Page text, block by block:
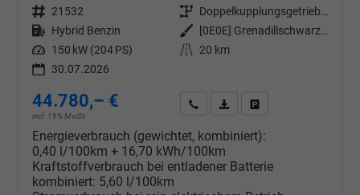
Fahrzeugnr. 21532 Getriebe
Doppelkupplungsgetriebe (DSG)
Kraftstoff Hybrid Benzin Außenfarbe
[0E0E] Grenadillschwarz Metallic
Leistung 150 kW (204 PS) Kilometerstand
20 km
30.07.2026
44.780,– €
incl. 19% MwSt.
Wir rufen Sie anPDF-Datei, Fahrzeugexposé
Energieverbrauch (gewichtet, kombiniert):
0,40 l/100km + 16,70 kWh/100km
Kraftstoffverbrauch bei entladener Batterie
kombiniert: 5,60 l/100km